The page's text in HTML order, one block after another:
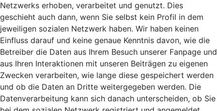
Netzwerks erhoben, verarbeitet und genutzt. Dies
geschieht auch dann, wenn Sie selbst kein Profil in dem
jeweiligen sozialen Netzwerk haben. Wir haben keinen
Einfluss darauf und keine genaue Kenntnis davon, wie die
Betreiber die Daten aus Ihrem Besuch unserer Fanpage und
aus Ihren Interaktionen mit unseren Beiträgen zu eigenen
Zwecken verarbeiten, wie lange diese gespeichert werden
und ob die Daten an Dritte weitergegeben werden. Die
Datenverarbeitung kann sich danach unterscheiden, ob Sie